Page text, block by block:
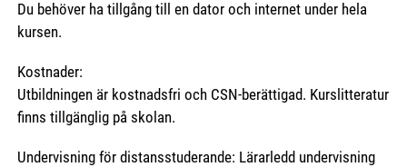
Du behöver ha tillgång till en dator och internet under hela
kursen.
Kostnader:
Utbildningen är kostnadsfri och CSN-berättigad. Kurslitteratur
finns tillgänglig på skolan.
Undervisning för distansstuderande: Lärarledd undervisning